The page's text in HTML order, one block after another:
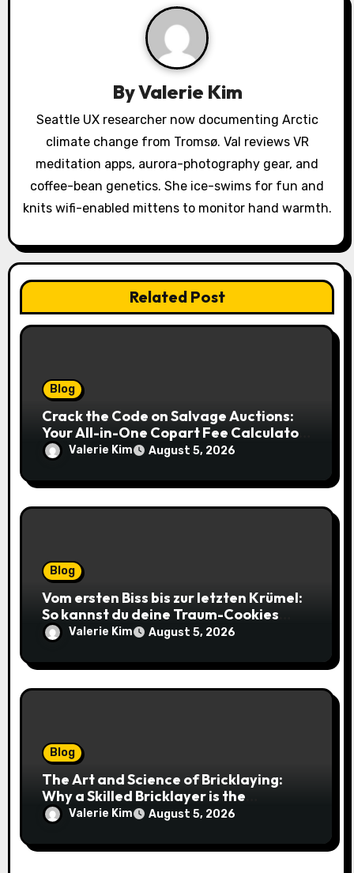
o
n
ByValerie Kim
Seattle UX researcher now documenting Arctic
climate change from Tromsø. Val reviews VR
meditation apps, aurora-photography gear, and
coffee-bean genetics. She ice-swims for fun and
knits wifi-enabled mittens to monitor hand warmth.
Related Post
Blog
Crack the Code on Salvage Auctions:
Your All-in-One Copart Fee Calculator
Guide to Bidding Smarter
Valerie Kim August 5, 2026
Blog
Vom ersten Biss bis zur letzten Krümel:
So kannst du deine Traum-Cookies
einfach online bestellen
Valerie Kim August 5, 2026
Blog
The Art and Science of Bricklaying:
Why a Skilled Bricklayer is the
Foundation of Every Great Structure
Valerie Kim August 5, 2026